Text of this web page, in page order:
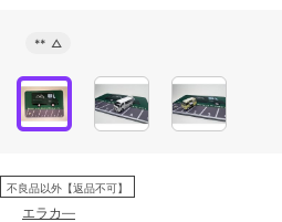
** △
不良品以外【返品不可】
エラカ―